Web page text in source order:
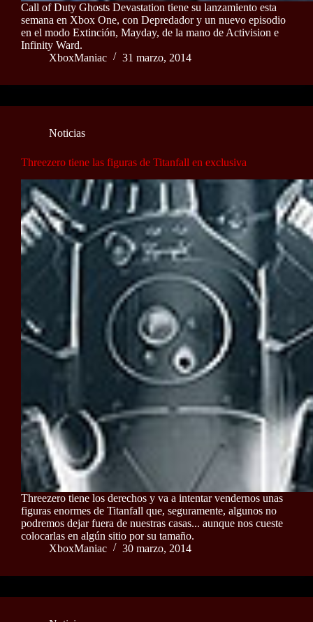
Call of Duty Ghosts Devastation tiene su lanzamiento esta
semana en Xbox One, con Depredador y un nuevo episodio
en el modo Extinción, Mayday, de la mano de Activision e
Infinity Ward.
XboxManiac
31 marzo, 2014
Noticias
Threezero tiene las figuras de Titanfall en exclusiva
Threezero tiene los derechos y va a intentar vendernos unas
figuras enormes de Titanfall que, seguramente, algunos no
podremos dejar fuera de nuestras casas... aunque nos cueste
colocarlas en algún sitio por su tamaño.
XboxManiac
30 marzo, 2014